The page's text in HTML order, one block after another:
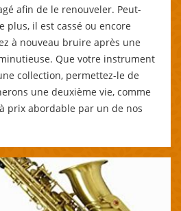
afin de le renouveler. Peut-
plus, il est cassé ou encore
à nouveau bruire après une
Que votre instrument
collection, permettez-le de
une deuxième vie, comme
prix abordable par un de nos